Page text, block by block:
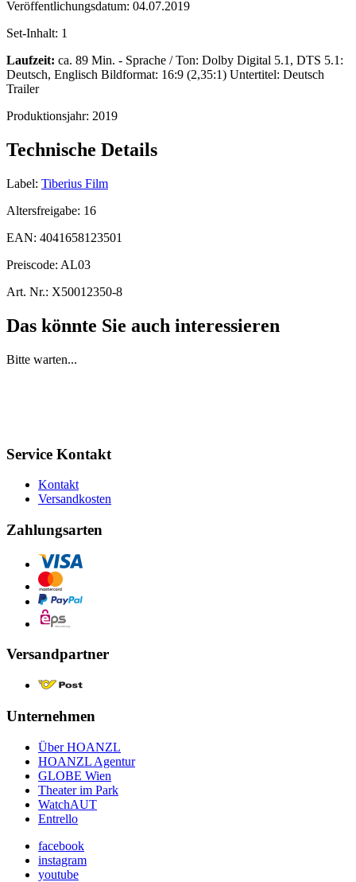
Veröffentlichungsdatum: 04.07.2019
Set-Inhalt: 1
Laufzeit: ca. 89 Min. - Sprache / Ton: Dolby Digital 5.1, DTS 5.1:
Deutsch, Englisch Bildformat: 16:9 (2,35:1) Untertitel: Deutsch
Trailer
Produktionsjahr: 2019
Technische Details
Label: Tiberius Film
Altersfreigabe: 16
EAN: 4041658123501
Preiscode: AL03
Art. Nr.: X50012350-8
Das könnte Sie auch interessieren
Bitte warten...
Service Kontakt
Kontakt
Versandkosten
Zahlungsarten
Versandpartner
Unternehmen
Über HOANZL
HOANZL Agentur
GLOBE Wien
Theater im Park
WatchAUT
Entrello
facebook
instagram
youtube